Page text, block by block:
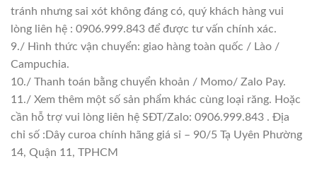
tránh nhưng sai xót không đáng có, quý khách hàng vui
lòng liên hệ : 0906.999.843 để được tư vấn chính xác.
9./ Hình thức vận chuyển: giao hàng toàn quốc / Lào /
Campuchia.
10./ Thanh toán bằng chuyển khoản / Momo/ Zalo Pay.
11./ Xem thêm một số sản phẩm khác cùng loại răng. Hoặc
cần hỗ trợ vui lòng liên hệ SĐT/Zalo: 0906.999.843 . Địa
chỉ số :Dây curoa chính hãng giá sỉ – 90/5 Tạ Uyên Phường
14, Quận 11, TPHCM